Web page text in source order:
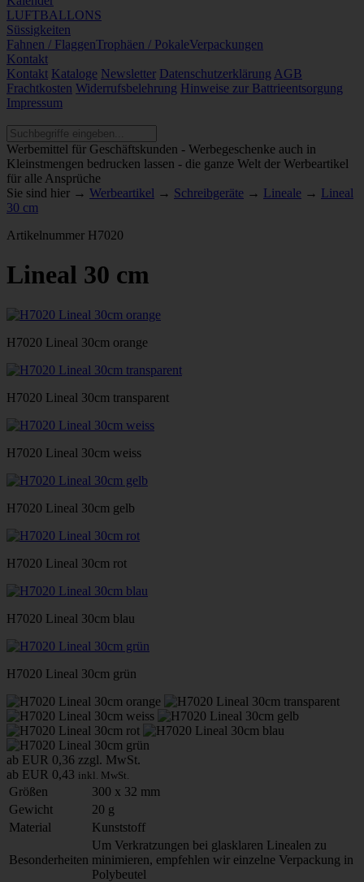
LUFTBALLONS
Süssigkeiten
Fahnen / FlaggenTrophäen / PokaleVerpackungen
Kontakt
Kontakt Kataloge Newsletter Datenschutzerklärung AGB
Frachtkosten Widerrufsbelehrung Hinweise zur Battrieentsorgung
Impressum
Werbemittel für Geschäftskunden - Werbegeschenke auch in
Kleinstmengen bedrucken lassen - die ganze Welt der Werbeartikel
für alle Ansprüche
Sie sind hier → Werbeartikel → Schreibgeräte → Lineale → Lineal
30 cm
Artikelnummer H7020
Lineal 30 cm
H7020 Lineal 30cm orange
H7020 Lineal 30cm transparent
H7020 Lineal 30cm weiss
H7020 Lineal 30cm gelb
H7020 Lineal 30cm rot
H7020 Lineal 30cm blau
H7020 Lineal 30cm grün
ab EUR 0,36 zzgl. MwSt.
ab EUR 0,43 inkl. MwSt.
Größen
300 x 32 mm
Gewicht
20 g
Material
Kunststoff
Besonderheiten
Um Verkratzungen bei glasklaren Linealen zu
minimieren, empfehlen wir einzelne Verpackung in
Polybeutel